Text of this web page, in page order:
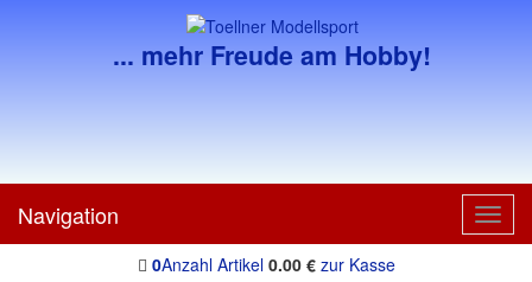
... mehr Freude am Hobby!
Navigation
0Anzahl Artikel 0.00€ zur Kasse